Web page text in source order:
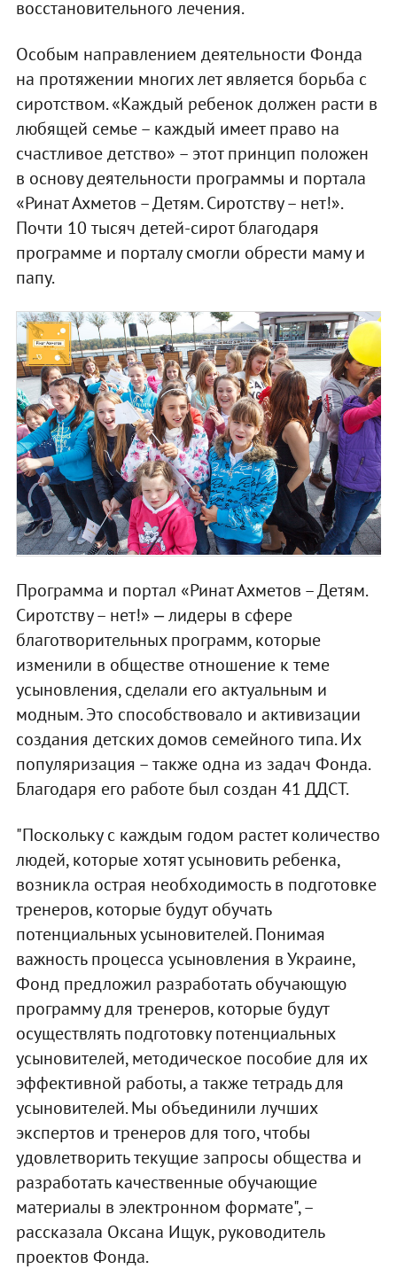
восстановительного лечения.
Особым направлением деятельности Фонда
на протяжении многих лет является борьба с
сиротством. «Каждый ребенок должен расти в
любящей семье – каждый имеет право на
счастливое детство» – этот принцип положен
в основу деятельности программы и портала
«Ринат Ахметов – Детям. Сиротству – нет!».
Почти 10 тысяч детей-сирот благодаря
программе и порталу смогли обрести маму и
папу.
Программа и портал «Ринат Ахметов – Детям.
Сиротству – нет!» ‒ лидеры в сфере
благотворительных программ, которые
изменили в обществе отношение к теме
усыновления, сделали его актуальным и
модным. Это способствовало и активизации
создания детских домов семейного типа. Их
популяризация – также одна из задач Фонда.
Благодаря его работе был создан 41 ДДСТ.
"Поскольку с каждым годом растет количество
людей, которые хотят усыновить ребенка,
возникла острая необходимость в подготовке
тренеров, которые будут обучать
потенциальных усыновителей. Понимая
важность процесса усыновления в Украине,
Фонд предложил разработать обучающую
программу для тренеров, которые будут
осуществлять подготовку потенциальных
усыновителей, методическое пособие для их
эффективной работы, а также тетрадь для
усыновителей. Мы объединили лучших
экспертов и тренеров для того, чтобы
удовлетворить текущие запросы общества и
разработать качественные обучающие
материалы в электронном формате", –
рассказала Оксана Ищук, руководитель
проектов Фонда.